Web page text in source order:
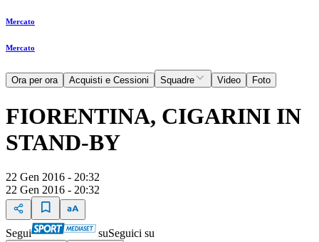
Mercato
Mercato
Ora per ora Acquisti e Cessioni Squadre Video Foto
FIORENTINA, CIGARINI IN
STAND-BY
22 Gen 2016 - 20:32
22 Gen 2016 - 20:32
Segui suSeguici su